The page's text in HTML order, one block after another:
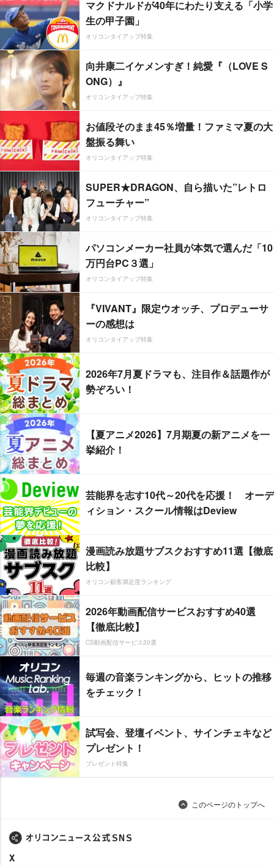
マクドナルドが40年にわたり支える「小学
生の甲子園」
オリコンタイアップ特集
向井康二イケメンすぎ！純愛『（LOVE S
ONG）』
オリコンタイアップ特集
お値段そのまま45％増量！ファミマ夏の大
盤振る舞い
オリコンタイアップ特集
SUPER★DRAGON、自ら描いた”レトロ
フューチャー”
オリコンタイアップ特集
パソコンメーカー社員が本気で選んだ「10
万円台PC３選」
オリコンタイアップ特集
『VIVANT』限定ウオッチ、プロデューサ
ーの感想は
オリコンタイアップ特集
2026年7月夏ドラマも、注目作＆話題作が
勢ぞろい！
【夏アニメ2026】7月期夏の新アニメを一
挙紹介！
芸能界を志す10代～20代を応援！ オーデ
ィション・スクール情報はDeview
漫画読み放題サブスクおすすめ11選【徹底
比較】
オリコン顧客満足度ランキング
2026年動画配信サービスおすすめ40選
【徹底比較】
CS動画配信サービス20選
毎週の音楽ランキングから、ヒットの推移
をチェック！
試写会、登壇イベント、サインチェキなど
プレゼント！
プレゼント特集
このページのトップへ
X